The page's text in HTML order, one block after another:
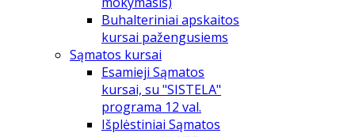
Buhalteriniai apskaitos
kursai pažengusiems
Sąmatos kursai
Esamieji Sąmatos
kursai, su "SISTELA"
programa 12 val.
Išplėstiniai Sąmatos